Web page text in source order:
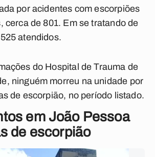
por acidentes com escorpiões
cerca de 801. Em se tratando de
atendidos.
do Hospital de Trauma de
ninguém morreu na unidade por
de escorpião, no período listado.
em João Pessoa
de escorpião